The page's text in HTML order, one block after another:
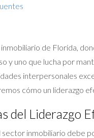
de Florida,
y uno que lucha por
interpersonales
cómo un liderazgo
del Liderazgo
inmobiliario debe